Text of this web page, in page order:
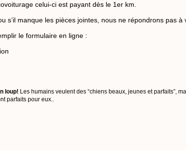
celui-ci est payant dès le 1er km.
s’il manque les pièces jointes, nous ne répondrons pas à
le formulaire en ligne :
loup! Les humains veulent des “chiens beaux, jeunes et parfaits”,
parfaits pour eux..